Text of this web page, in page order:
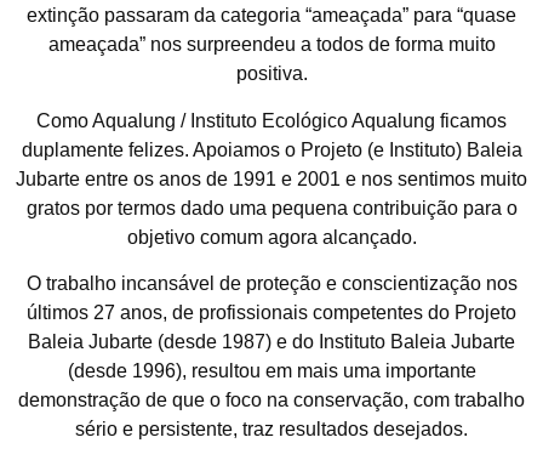
extinção passaram da categoria “ameaçada” para “quase
ameaçada” nos surpreendeu a todos de forma muito
positiva.
Como Aqualung / Instituto Ecológico Aqualung ficamos
duplamente felizes. Apoiamos o Projeto (e Instituto) Baleia
Jubarte entre os anos de 1991 e 2001 e nos sentimos muito
gratos por termos dado uma pequena contribuição para o
objetivo comum agora alcançado.
O trabalho incansável de proteção e conscientização nos
últimos 27 anos, de profissionais competentes do Projeto
Baleia Jubarte (desde 1987) e do Instituto Baleia Jubarte
(desde 1996), resultou em mais uma importante
demonstração de que o foco na conservação, com trabalho
sério e persistente, traz resultados desejados.